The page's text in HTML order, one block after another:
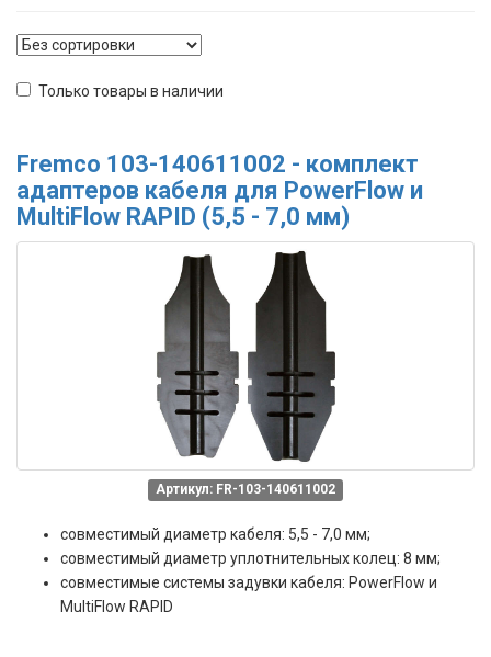
Только товары в наличии
Fremco 103-140611002 - комплект
адаптеров кабеля для PowerFlow и
MultiFlow RAPID (5,5 - 7,0 мм)
Артикул: FR-103-140611002
совместимый диаметр кабеля: 5,5 - 7,0 мм;
совместимый диаметр уплотнительных колец: 8 мм;
совместимые системы задувки кабеля: PowerFlow и
MultiFlow RAPID